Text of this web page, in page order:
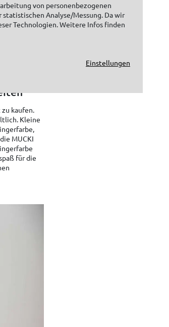
kaufen.
Kleine
MUCKI
für die
von personenbezogenen
Analyse/Messung. Da wir
Technologien. Weitere Infos finden
Einstellungen